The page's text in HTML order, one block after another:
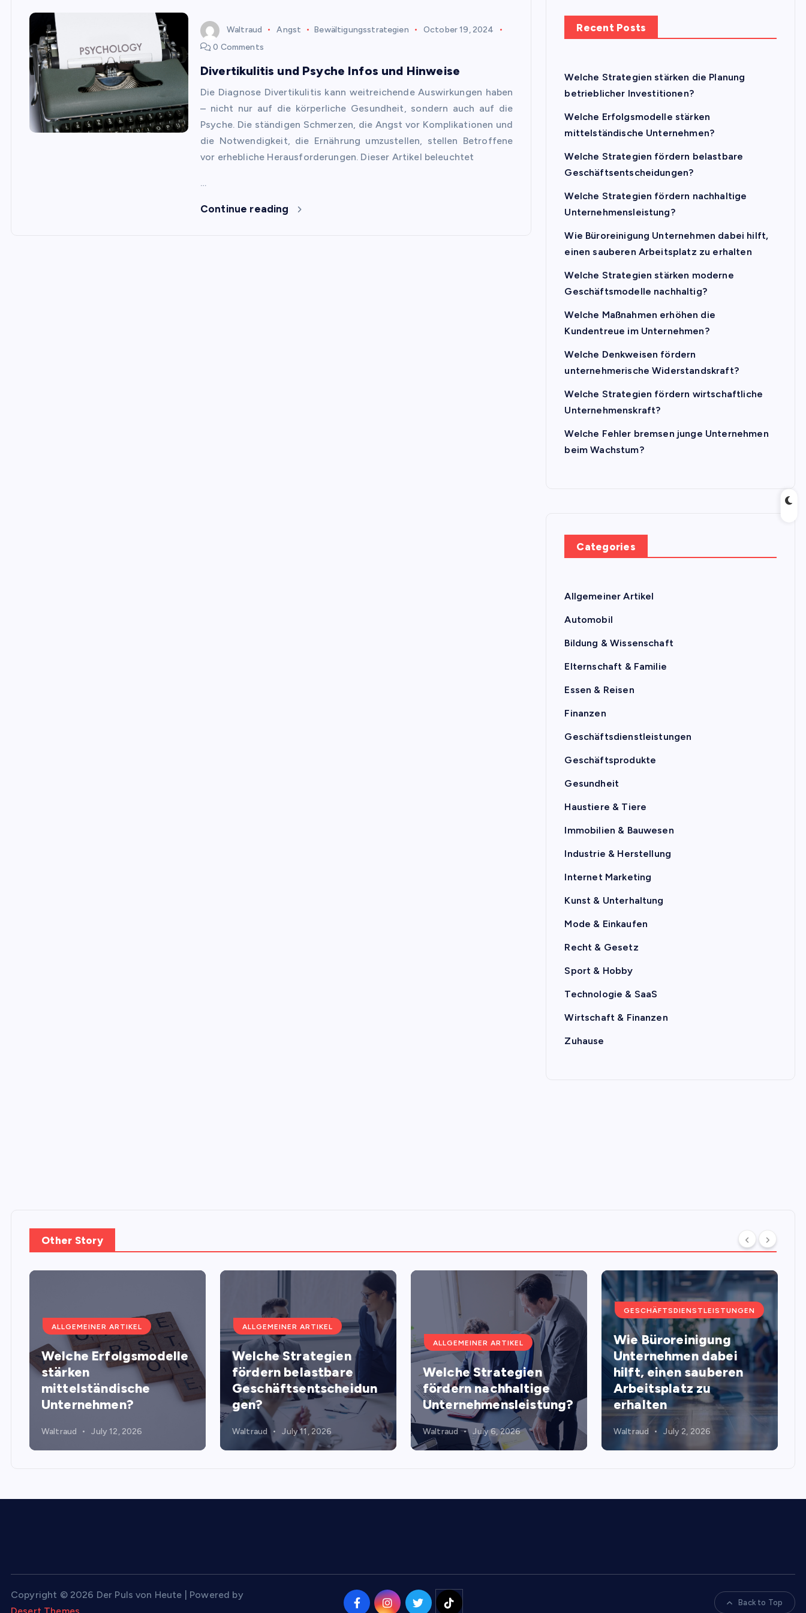
Waltraud Angst Bewältigungsstrategien
October 19, 2024
0 Comments
Divertikulitis und Psyche Infos und Hinweise
Die Diagnose Divertikulitis kann weitreichende Auswirkungen haben
– nicht nur auf die körperliche Gesundheit, sondern auch auf die
Psyche. Die ständigen Schmerzen, die Angst vor Komplikationen und
die Notwendigkeit, die Ernährung umzustellen, stellen Betroffene
vor erhebliche Herausforderungen. Dieser Artikel beleuchtet
…
Continue reading
Recent Posts
Welche Strategien stärken die Planung
betrieblicher Investitionen?
Welche Erfolgsmodelle stärken
mittelständische Unternehmen?
Welche Strategien fördern belastbare
Geschäftsentscheidungen?
Welche Strategien fördern nachhaltige
Unternehmensleistung?
Wie Büroreinigung Unternehmen dabei hilft,
einen sauberen Arbeitsplatz zu erhalten
Welche Strategien stärken moderne
Geschäftsmodelle nachhaltig?
Welche Maßnahmen erhöhen die
Kundentreue im Unternehmen?
Welche Denkweisen fördern
unternehmerische Widerstandskraft?
Welche Strategien fördern wirtschaftliche
Unternehmenskraft?
Welche Fehler bremsen junge Unternehmen
beim Wachstum?
Categories
Allgemeiner Artikel
Automobil
Bildung & Wissenschaft
Elternschaft & Familie
Essen & Reisen
Finanzen
Geschäftsdienstleistungen
Geschäftsprodukte
Gesundheit
Haustiere & Tiere
Immobilien & Bauwesen
Industrie & Herstellung
Internet Marketing
Kunst & Unterhaltung
Mode & Einkaufen
Recht & Gesetz
Sport & Hobby
Technologie & SaaS
Wirtschaft & Finanzen
Zuhause
Other Story
ALLGEMEINER ARTIKEL
Welche Erfolgsmodelle
stärken
mittelständische
Unternehmen?
Waltraud July 12, 2026
ALLGEMEINER ARTIKEL
Welche Strategien
fördern belastbare
Geschäftsentscheidun
gen?
Waltraud July 11, 2026
ALLGEMEINER ARTIKEL
Welche Strategien
fördern nachhaltige
Unternehmensleistung?
Waltraud July 6, 2026
GESCHÄFTSDIENSTLEISTUNGEN
Wie Büroreinigung
Unternehmen dabei
hilft, einen sauberen
Arbeitsplatz zu
erhalten
Waltraud July 2, 2026
Copyright © 2026 Der Puls von Heute | Powered by
Desert Themes
Back to Top